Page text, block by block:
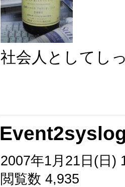
社会人としてし
2007年1月21日(日)
閲覧数 4,935